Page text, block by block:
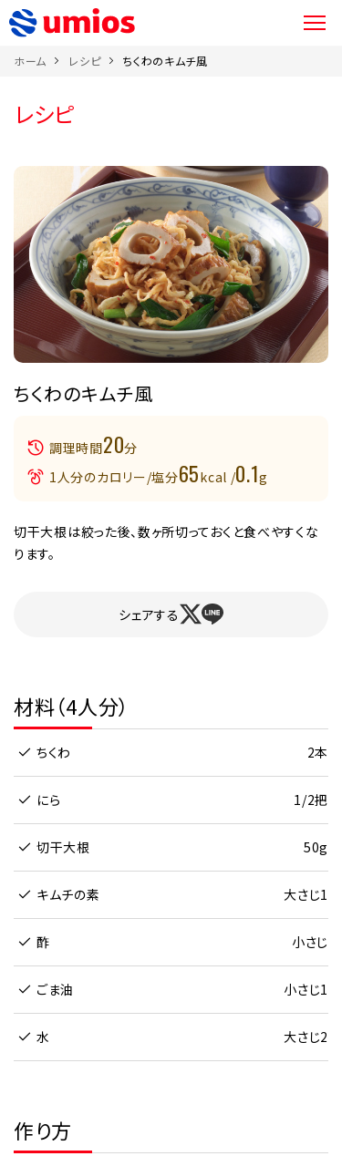
ホーム レシピ ちくわのキムチ風
レシピ
ちくわのキムチ風
調理時間20分
1人分のカロリー/塩分65kcal /0.1g
切干大根は絞った後、数ヶ所切っておくと食べやすくな
ります。
シェアする
材料（4人分）
ちくわ 2本
にら 1/2把
切干大根 50g
キムチの素 大さじ1
酢 小さじ
ごま油 小さじ1
水 大さじ2
作り方